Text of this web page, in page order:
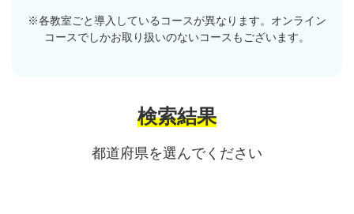
※各教室ごと導入しているコースが異なります。オンライン
コースでしかお取り扱いのないコースもございます。
検索結果
都道府県を選んでください